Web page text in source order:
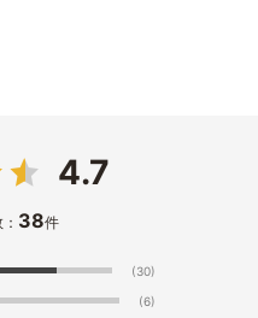
4.7
38件
(30)
(6)